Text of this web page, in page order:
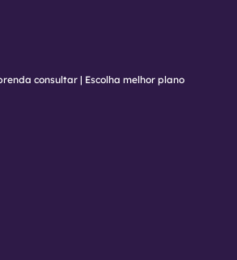
consultar | Escolha melhor plano